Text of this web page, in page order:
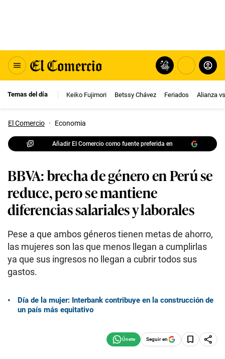
Temas del día Keiko Fujimori Betssy Chávez Feriados Alianza
El Comercio · Economia
Añadir El Comercio como fuente preferida en
BBVA: brecha de género en Perú se
reduce, pero se mantiene
diferencias salariales y laborales
Pese a que ambos géneros tienen metas de ahorro,
las mujeres son las que menos llegan a cumplirlas
ya que sus ingresos no llegan a cubrir todos sus
gastos.
Día de la mujer: Interbank contribuye en la construcción de
un país más equitativo
Seguir en